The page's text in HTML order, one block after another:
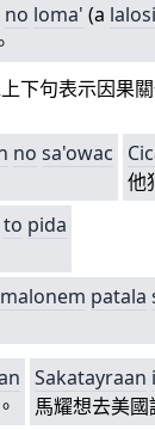
no loma' (a
下句表示因果
no sa'owac
他
to pida
malonem patala
Sakatayraan i
馬耀想去美國